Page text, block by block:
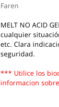
Faren
MELT NO ACID
cualquier
etc. Clara
seguridad.
*** Utilice los
informacion